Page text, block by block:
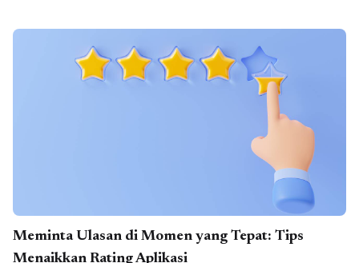
Meminta Ulasan di Momen yang Tepat: Tips
Menaikkan Rating Aplikasi